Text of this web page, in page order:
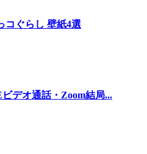
コぐらし 壁紙4選
デオ通話・Zoom結局...